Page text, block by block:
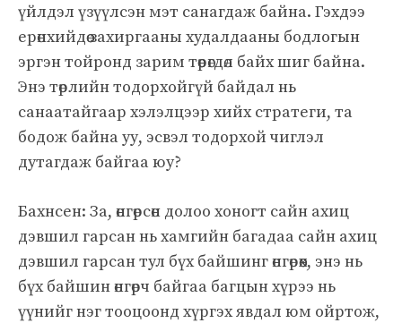
үйлдэл үзүүлсэн мэт санагдаж байна. Гэхдээ
ерөнхийдөө захиргааны худалдааны бодлогын
эргэн тойронд зарим төөрөгдөл байх шиг байна.
Энэ төрлийн тодорхойгүй байдал нь
санаатайгаар хэлэлцээр хийх стратеги, та
бодож байна уу, эсвэл тодорхой чиглэл
дутагдаж байгаа юу?
Бахнсен: За, өнгөрсөн долоо хоногт сайн ахиц
дэвшил гарсан нь хамгийн багадаа сайн ахиц
дэвшил гарсан тул бүх байшинг өнгөрөөх, энэ нь
бүх байшин өнгөрч байгаа багцын хүрээ нь
үүнийг нэг тооцоонд хүргэх явдал юм ойртож,